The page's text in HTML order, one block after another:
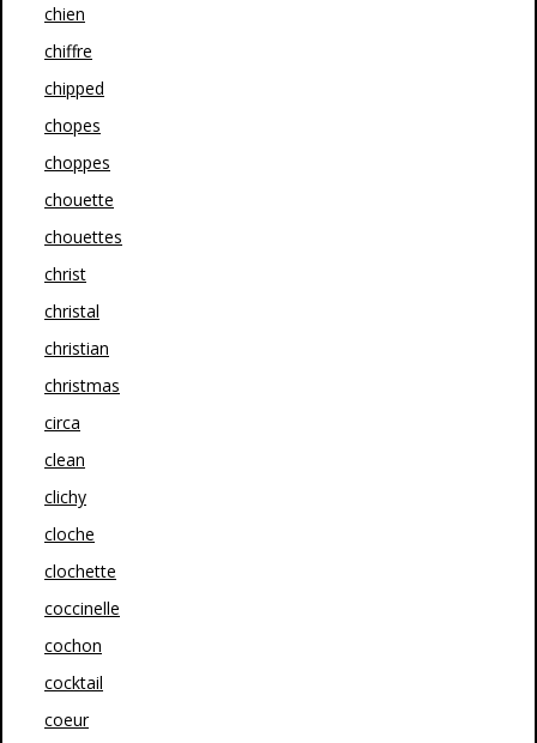
chien
chiffre
chipped
chopes
choppes
chouette
chouettes
christ
christal
christian
christmas
circa
clean
clichy
cloche
clochette
coccinelle
cochon
cocktail
coeur